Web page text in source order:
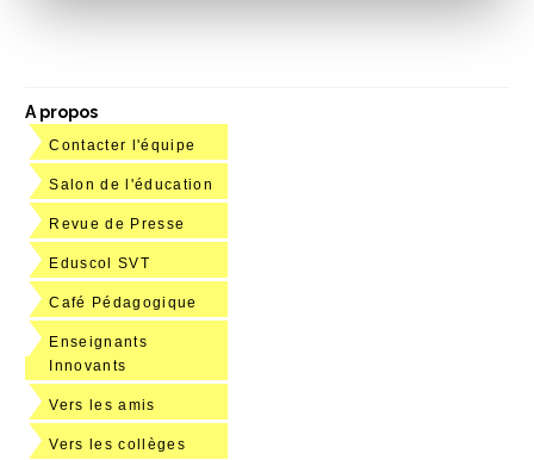
A propos
Contacter l'équipe
Salon de l'éducation
Revue de Presse
Eduscol SVT
Café Pédagogique
Enseignants
Innovants
Vers les amis
Vers les collèges